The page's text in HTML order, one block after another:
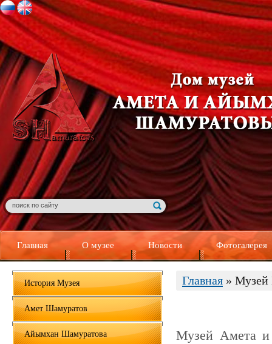
Главная О музее Новости Фотогалерея
История Музея
Амет Шамуратов
Айымхан Шамуратова
Главная »
Музей Амета